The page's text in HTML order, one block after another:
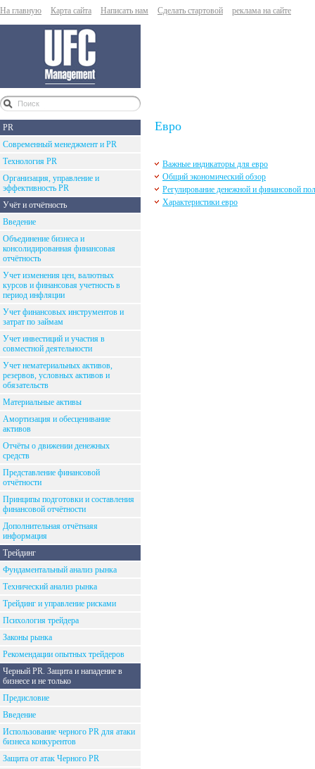
На главную Карта сайта Написать нам Сделать стартовой реклама на сайте
PR
Современный менеджмент и PR
Технология PR
Организация, управление и
эффективность PR
Учёт и отчётность
Введение
Объединение бизнеса и
консолидированная финансовая
отчётность
Учет изменения цен, валютных
курсов и финансовая учетность в
период инфляции
Учет финансовых инструментов и
затрат по займам
Учет инвестиций и участия в
совместной деятельности
Учет нематериальных активов,
резервов, условных активов и
обязательств
Материальные активы
Амортизация и обесценивание
активов
Отчёты о движении денежных
средств
Представление финансовой
отчётности
Принципы подготовки и составления
финансовой отчётности
Дополнительная отчётнаяя
информация
Трейдинг
Фундаментальный анализ рынка
Технический анализ рынка
Трейдинг и управление рисками
Психология трейдера
Законы рынка
Рекомендации опытных трейдеров
Черный PR. Защита и нападение в
бизнесе и не только
Предисловие
Введение
Использование черного PR для атаки
бизнеса конкурентов
Защита от атак Черного PR
Евро
Важные индикаторы для евро
Общий экономический обзор
Регулирование денежной и финансовой
Характеристики евро